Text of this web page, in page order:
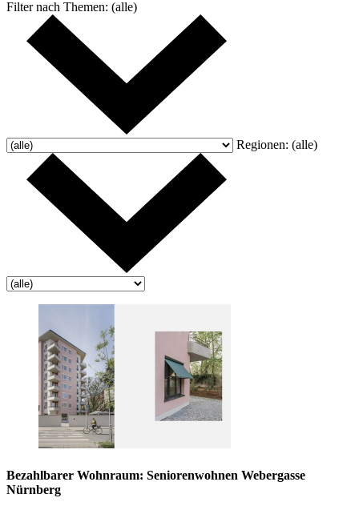
Filter nach Themen: (alle)
Regionen: (alle)
Bezahlbarer Wohnraum: Seniorenwohnen Webergasse
Nürnberg